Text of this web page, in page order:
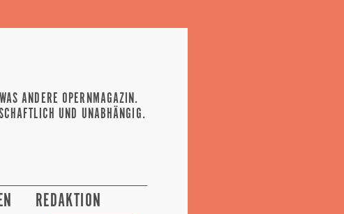
ANDERE OPERNMAGAZIN.
UND UNABHÄNGIG.
REDAKTION